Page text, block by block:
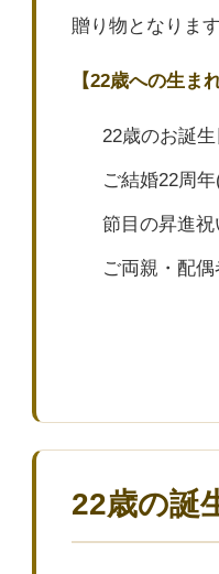
贈り物となります
【22歳への生ま
22歳のお誕
ご結婚22周
節目の昇進
ご両親・配
22歳の誕